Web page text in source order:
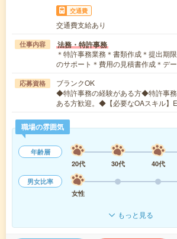
交通費
交通費支給あり
仕事内容 法務・特許事務
＊特許事務業務＊書類作成＊提出期
のサポート＊費用の見積書作成＊デ
応募資格
ブランクOK
◆特許事務の経験がある方◆特許事
ある方歓迎。◆【必要なOAスキル】
職場の雰囲気
年齢層
20代
30代 40代
男女比率
女性
もっと見る